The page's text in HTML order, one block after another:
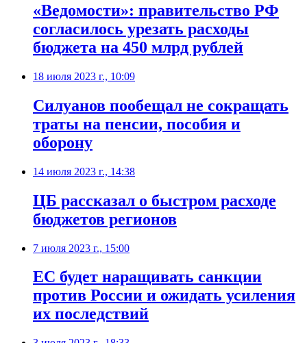
«Ведомости»: правительство РФ
согласилось урезать расходы
бюджета на 450 млрд рублей
18 июля 2023 г., 10:09
Силуанов пообещал не сокращать
траты на пенсии, пособия и
оборону
14 июля 2023 г., 14:38
ЦБ рассказал о быстром расходе
бюджетов регионов
7 июля 2023 г., 15:00
ЕС будет наращивать санкции
против России и ожидать усиления
их последствий